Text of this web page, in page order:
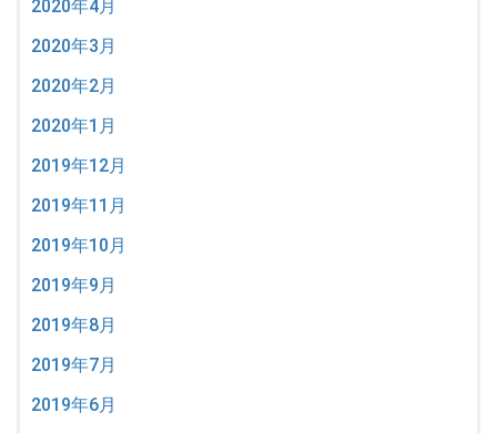
2020年4月
2020年3月
2020年2月
2020年1月
2019年12月
2019年11月
2019年10月
2019年9月
2019年8月
2019年7月
2019年6月